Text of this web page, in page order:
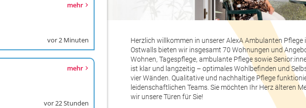
mehr
vor 2 Minuten
mehr
vor 22 Stunden